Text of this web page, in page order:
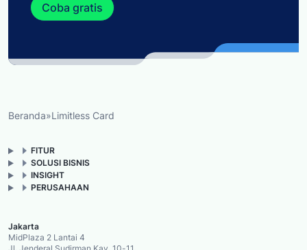
Coba gratis
Beranda»Limitless Card
FITUR
SOLUSI BISNIS
INSIGHT
PERUSAHAAN
Jakarta
MidPlaza 2 Lantai 4